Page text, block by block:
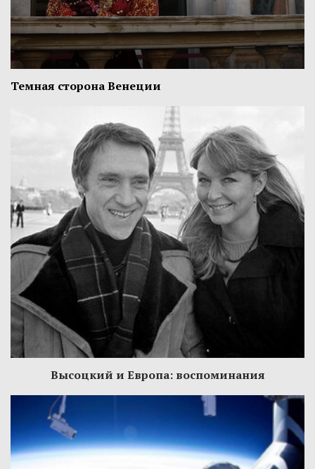
Темная сторона Венеции
Высоцкий и Европа: воспоминания